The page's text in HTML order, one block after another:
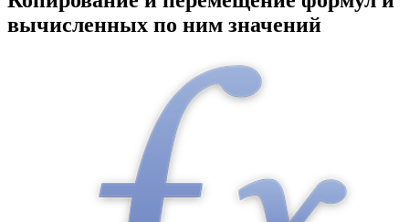
вычисленных по ним значений